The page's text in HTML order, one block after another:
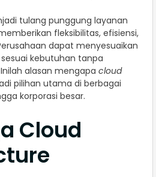
tulang punggung layanan
fleksibilitas, efisiensi,
dapat menyesuaikan
kebutuhan tanpa
alasan mengapa cloud
pilihan utama di berbagai
korporasi besar.
Cloud